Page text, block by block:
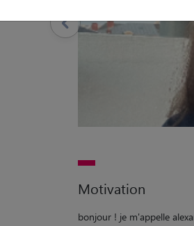
Motivation
bonjour ! je m'appelle